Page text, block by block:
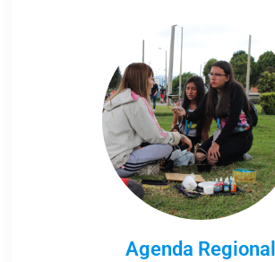
Agenda Regional